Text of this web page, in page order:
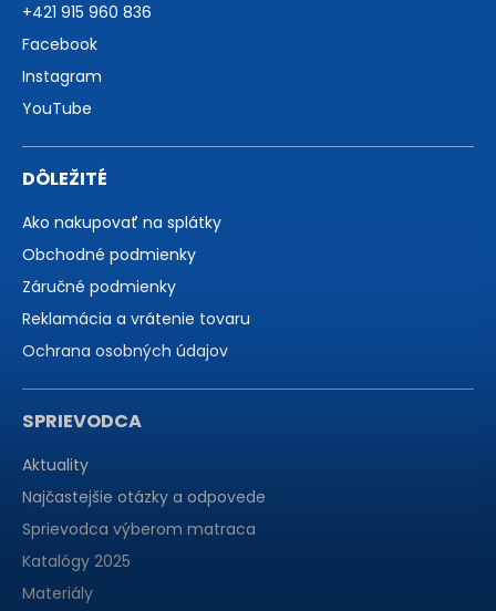
+421 915 960 836
Facebook
Instagram
YouTube
DÔLEŽITÉ
Ako nakupovať na splátky
Obchodné podmienky
Záručné podmienky
Reklamácia a vrátenie tovaru
Ochrana osobných údajov
SPRIEVODCA
Aktuality
Najčastejšie otázky a odpovede
Sprievodca výberom matraca
Katalógy 2025
Materiály